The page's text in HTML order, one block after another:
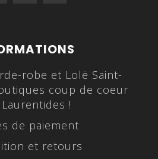
robe et Lolë Saint-
coup de coeur
!
de paiement
et retours